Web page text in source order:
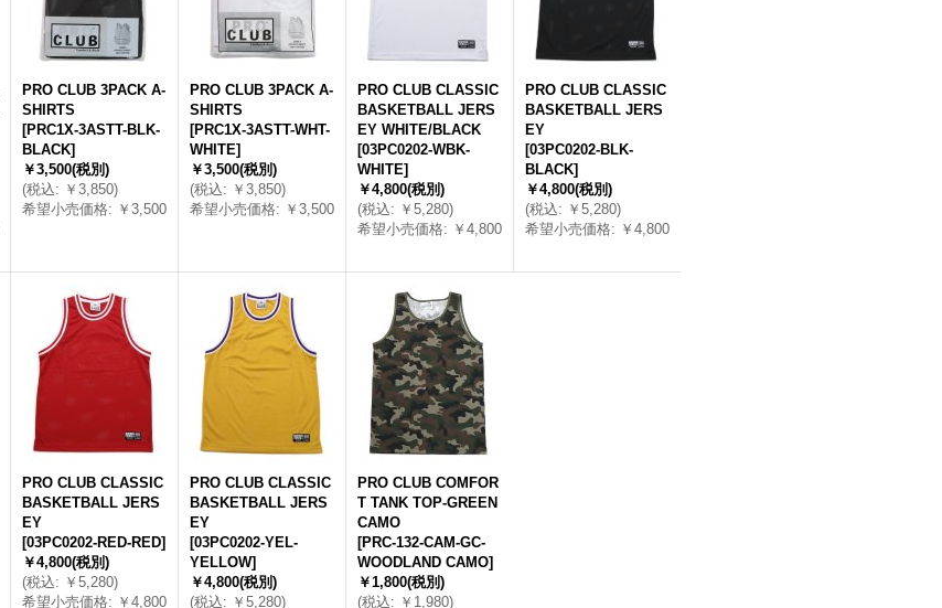
PRO CLUB 3PACK A-
SHIRTS
[PRC1X-3ASTT-BLK-
BLACK]
￥3,500(税別)
(税込: ￥3,850)
希望小売価格: ￥3,500
PRO CLUB 3PACK A-
SHIRTS
[PRC1X-3ASTT-WHT-
WHITE]
￥3,500(税別)
(税込: ￥3,850)
希望小売価格: ￥3,500
PRO CLUB CLASSIC
BASKETBALL JERS
EY WHITE/BLACK
[03PC0202-WBK-
WHITE]
￥4,800(税別)
(税込: ￥5,280)
希望小売価格: ￥4,800
PRO CLUB CLASSIC
BASKETBALL JERS
EY
[03PC0202-BLK-
BLACK]
￥4,800(税別)
(税込: ￥5,280)
希望小売価格: ￥4,800
PRO CLUB CLASSIC
BASKETBALL JERS
EY
[03PC0202-RED-RED]
￥4,800(税別)
(税込: ￥5,280)
希望小売価格: ￥4,800
PRO CLUB CLASSIC
BASKETBALL JERS
EY
[03PC0202-YEL-
YELLOW]
￥4,800(税別)
(税込: ￥5,280)
PRO CLUB COMFOR
T TANK TOP-GREEN
CAMO
[PRC-132-CAM-GC-
WOODLAND CAMO]
￥1,800(税別)
(税込: ￥1,980)